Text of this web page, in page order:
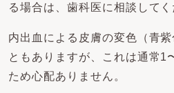
る場合は、歯科医に相談してく
内出血による皮膚の変色（青
ともありますが、これは通常1
ため心配ありません。